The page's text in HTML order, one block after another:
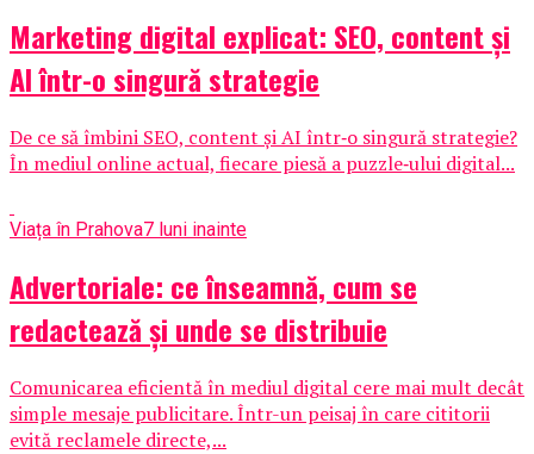
Marketing digital explicat: SEO, content și
AI într-o singură strategie
De ce să îmbini SEO, content și AI într‑o singură strategie?
În mediul online actual, fiecare piesă a puzzle‑ului digital...
Viața în Prahova7 luni inainte
Advertoriale: ce înseamnă, cum se
redactează și unde se distribuie
Comunicarea eficientă în mediul digital cere mai mult decât
simple mesaje publicitare. Într-un peisaj în care cititorii
evită reclamele directe,...